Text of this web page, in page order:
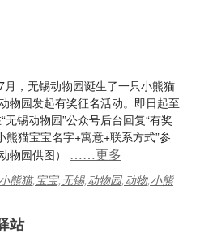
，无锡动物园诞生了一只小熊猫
物园发起有奖征名活动。即日起至
锡动物园”公众号后台回复“有奖
熊猫宝宝名字+寓意+联系方式”参
物园供图） ……更多
小熊猫,宝宝,无锡,动物园,动物,小熊
站